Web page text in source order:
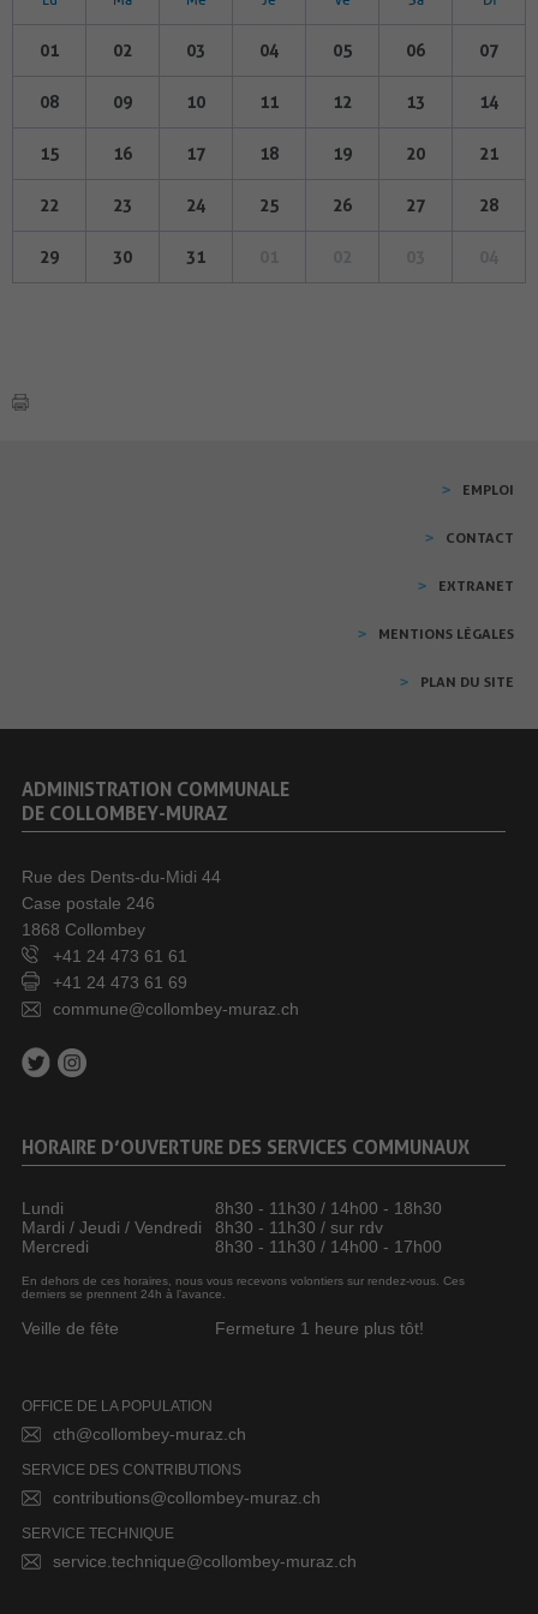
01 02 03 04 05 06 07
08 09 10 11 12 13 14
15 16 17 18 19 20 21
22 23 24 25 26 27 28
29 30 31
EMPLOI
CONTACT
EXTRANET
MENTIONS LÉGALES
PLAN DU SITE
ADMINISTRATION COMMUNALE
DE COLLOMBEY-MURAZ
Rue des Dents-du-Midi 44
Case postale 246
1868 Collombey
+41 24 473 61 61
+41 24 473 61 69
commune@collombey-muraz.ch
HORAIRE D’OUVERTURE DES SERVICES COMMUNAUX
Lundi
8h30 - 11h30 / 14h00 - 18h30
Mardi / Jeudi / Vendredi
8h30 - 11h30 / sur rdv
Mercredi
8h30 - 11h30 / 14h00 - 17h00
En dehors de ces horaires, nous vous recevons volontiers sur rendez-vous. Ces
derniers se prennent 24h à l’avance.
Veille de fête Fermeture 1 heure plus tôt!
OFFICE DE LA POPULATION
cth@collombey-muraz.ch
SERVICE DES CONTRIBUTIONS
contributions@collombey-muraz.ch
SERVICE TECHNIQUE
service.technique@collombey-muraz.ch